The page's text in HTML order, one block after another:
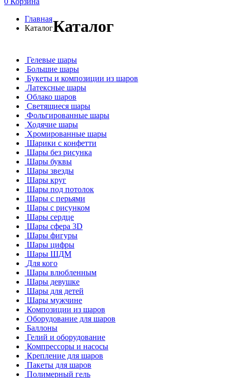
Главная
КаталогКаталог
Гелевые шары
Большие шары
Букеты и композиции из шаров
Латексные шары
Облако шаров
Светящиеся шары
Фольгированные шары
Ходячие шары
Хромированные шары
Шарики с конфетти
Шары без рисунка
Шары буквы
Шары звезды
Шары круг
Шары под потолок
Шары с перьями
Шары с рисунком
Шары сердце
Шары сфера 3D
Шары фигуры
Шары цифры
Шары ШДМ
Для кого
Шары влюбленным
Шары девушке
Шары для детей
Шары мужчине
Композиции из шаров
Оборудование для шаров
Баллоны
Гелий и оборудование
Компрессоры и насосы
Крепление для шаров
Пакеты для шаров
Полимерный гель